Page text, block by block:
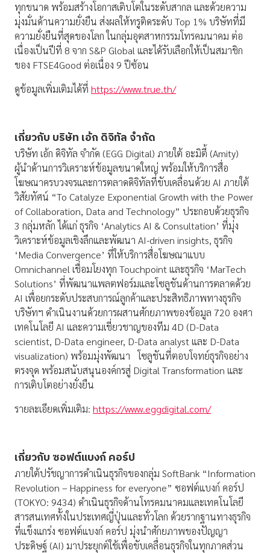
ทุกขนาด พร้อมสร้างโอกาสเติบโตในระดับสากล และด้วยความ
มุ่งมั่นด้านความยั่งยืน ส่งผลให้ทรูติดระดับ Top 1% บริษัทที่มี
ความยั่งยืนที่สุดของโลก ในกลุ่มอุตสาหกรรมโทรคมนาคม ต่อ
เนื่องเป็นปีที่ 8 จาก S&P Global และได้รับเลือกให้เป็นสมาชิก
ของ FTSE4Good ต่อเนื่อง 9 ปีซ้อน
ดูข้อมูลเพิ่มเติมได้ที่ https://www.true.th/
เกี่ยวกับ บริษัท เอ้ก ดิจิทัล จำกัด
บริษัท เอ้ก ดิจิทัล จำกัด (EGG Digital) ภายใต้ อะมิตี้ (Amity)
ผู้นำด้านการวิเคราะห์ข้อมูลขนาดใหญ่ พร้อมให้บริการสื่อ
โฆษณาครบวงจรและการตลาดดิจิทัลที่ขับเคลื่อนด้วย AI ภายใต้
วิสัยทัศน์ “To Catalyze Exponential Growth with the Power
of Collaboration, Data and Technology” ประกอบด้วยธุรกิจ
3 กลุ่มหลัก ได้แก่ ธุรกิจ ‘Analytics AI & Consultation’ ที่มุ่ง
วิเคราะห์ข้อมูลเชิงลึกและพัฒนา AI-driven insights, ธุรกิจ
‘Media Convergence’ ที่ให้บริการสื่อโฆษณาแบบ
Omnichannel เชื่อมโยงทุก Touchpoint และธุรกิจ ‘MarTech
Solutions’ ที่พัฒนาแพลตฟอร์มและโซลูชันด้านการตลาดด้วย
AI เพื่อยกระดับประสบการณ์ลูกค้าและประสิทธิภาพทางธุรกิจ
บริษัทฯ ดำเนินงานด้วยการผสานศักยภาพของข้อมูล 720 องศา
เทคโนโลยี AI และความเชี่ยวชาญของทีม 4D (D-Data
scientist, D-Data engineer, D-Data analyst และ D-Data
visualization) พร้อมมุ่งพัฒนา โซลูชันที่ตอบโจทย์ธุรกิจอย่าง
ตรงจุด พร้อมสนับสนุนองค์กรสู่ Digital Transformation และ
การเติบโตอย่างยั่งยืน
รายละเอียดเพิ่มเติม: https://www.eggdigital.com/
เกี่ยวกับ ซอฟต์แบงก์ คอร์ป
ภายใต้ปรัชญาการดำเนินธุรกิจของกลุ่ม SoftBank “Information
Revolution – Happiness for everyone” ซอฟต์แบงก์ คอร์ป
(TOKYO: 9434) ดำเนินธุรกิจด้านโทรคมนาคมและเทคโนโลยี
สารสนเทศทั้งในประเทศญี่ปุ่นและทั่วโลก ด้วยรากฐานทางธุรกิจ
ที่แข็งแกร่ง ซอฟต์แบงก์ คอร์ป มุ่งนำศักยภาพของปัญญา
ประดิษฐ์ (AI) มาประยุกต์ใช้เพื่อขับเคลื่อนธุรกิจในทุกภาคส่วน